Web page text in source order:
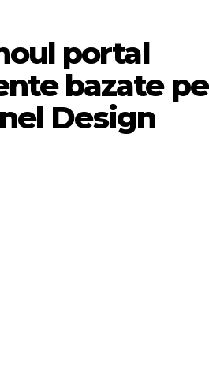
portal
bazate pe
Design